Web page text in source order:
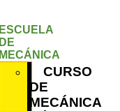
ESCUELA
DE
MECÁNICA
CURSO
DE
MECÁNICA